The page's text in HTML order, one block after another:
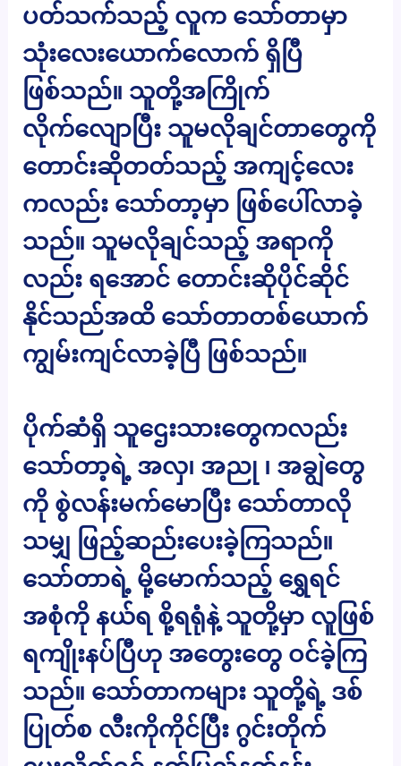
ပတ်သက်သည့် လူက သော်တာမှာ
သုံးလေးယောက်လောက် ရှိပြီ
ဖြစ်သည်။ သူတို့အကြိုက်
လိုက်လျောပြီး သူမလိုချင်တာတွေကို
တောင်းဆိုတတ်သည့် အကျင့်လေး
ကလည်း သော်တာ့မှာ ဖြစ်ပေါ်လာခဲ့
သည်။ သူမလိုချင်သည့် အရာကို
လည်း ရအောင် တောင်းဆိုပိုင်ဆိုင်
နိုင်သည်အထိ သော်တာတစ်ယောက်
ကျွမ်းကျင်လာခဲ့ပြီ ဖြစ်သည်။
ပိုက်ဆံရှိ သူဌေးသားတွေကလည်း
သော်တာ့ရဲ့ အလှ၊ အညု ၊ အချွဲတွေ
ကို စွဲလန်းမက်မောပြီး သော်တာလို
သမျှ ဖြည့်ဆည်းပေးခဲ့ကြသည်။
သော်တာရဲ့ မို့မောက်သည့် ရွှေရင်
အစုံကို နယ်ရ စို့ရရုံနဲ့ သူတို့မှာ လူဖြစ်
ရကျိုးနပ်ပြီဟု အတွေးတွေ ဝင်ခဲ့ကြ
သည်။ သော်တာကများ သူတို့ရဲ့ ဒစ်
ပြုတ်စ လီးကိုကိုင်ပြီး ဂွင်းတိုက်